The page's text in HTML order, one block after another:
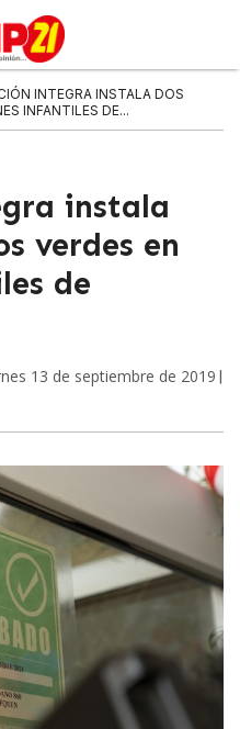
INTEGRA INSTALA DOS
INFANTILES DE...
instala
verdes en
de
13 de septiembre de 2019